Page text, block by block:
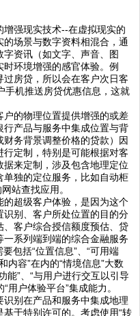
强现实技术--在虚拟现实的
场景与数字资料相混合，通
资讯（如文字、声音、图
环境增强的感官体验。例
房贷，所以会在客户次日客
手机推送房贷优惠信息，这就
的物理位置提供增强的或差
产品与服务中集成位置与背
务背景调整价格的贷款）因
定制，特别是可能根据对客
据来定制，涉及包含地理定位
独的定位服务，比如自动柜
站查找应用。
超级客户体验，是因为这个
别、客户所处位置的目的分
客户综合授信额度预估、贷
系列端到端的综合金融服务
包括“位置信息”、“可用端
内容”在内的“情境信息”大数
能”、“与用户进行交互以引导
用户体验平台”集成能力。
别在产品和服务中集成地理
于特别许可的。考虑使用“转